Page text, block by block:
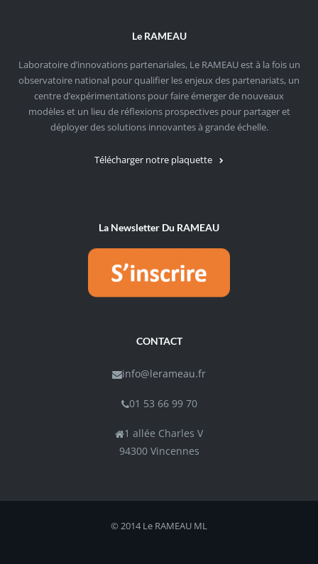
Le RAMEAU
Laboratoire d’innovations partenariales, Le RAMEAU est à la fois un
observatoire national pour qualifier les enjeux des partenariats, un
centre d’expérimentations pour faire émerger de nouveaux
modèles et un lieu de réflexions prospectives pour partager et
déployer des solutions innovantes à grande échelle.
Télécharger notre plaquette
La Newsletter Du RAMEAU
CONTACT
info@lerameau.fr
01 53 66 99 70
1 allée Charles V
94300 Vincennes
© 2014 Le RAMEAU ML